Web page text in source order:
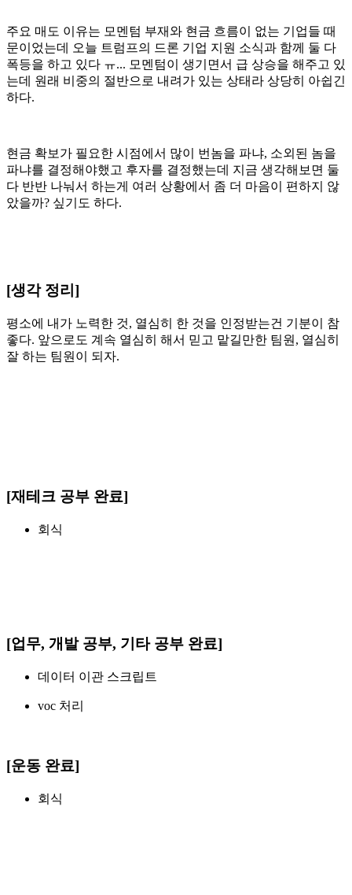
주요 매도 이유는 모멘텀 부재와 현금 흐름이 없는 기업들 때
문이었는데 오늘 트럼프의 드론 기업 지원 소식과 함께 둘 다
폭등을 하고 있다 ㅠ... 모멘텀이 생기면서 급 상승을 해주고 있
는데 원래 비중의 절반으로 내려가 있는 상태라 상당히 아쉽긴
하다.
현금 확보가 필요한 시점에서 많이 번놈을 파냐, 소외된 놈을
파냐를 결정해야했고 후자를 결정했는데 지금 생각해보면 둘
다 반반 나눠서 하는게 여러 상황에서 좀 더 마음이 편하지 않
았을까? 싶기도 하다.
[생각 정리]
평소에 내가 노력한 것, 열심히 한 것을 인정받는건 기분이 참
좋다. 앞으로도 계속 열심히 해서 믿고 맡길만한 팀원, 열심히
잘 하는 팀원이 되자.
[재테크 공부 완료]
회식
[업무, 개발 공부, 기타 공부 완료]
데이터 이관 스크립트
voc 처리
[운동 완료]
회식